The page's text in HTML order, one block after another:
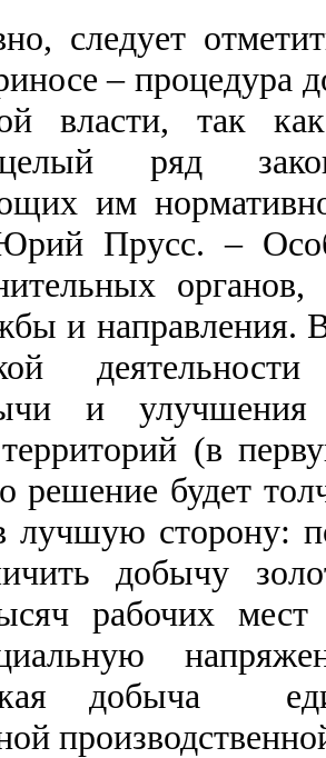
следует
‒ процедура
власти, так
ряд
им
Прусс. ‒
и направления.
и
(в
решение будет
лучшую сторону:
добычу
рабочих
добыча